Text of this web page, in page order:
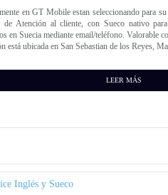
en GT Mobile estan seleccionando para
de Atención al cliente, con Sueco nativo
en Suecia mediante email/teléfono. Valorable
está ubicada en San Sebastian de los Reyes,
LEER MÁS
Inglés y Sueco